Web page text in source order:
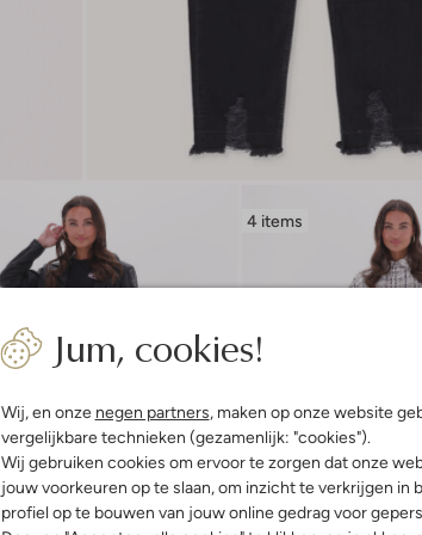
Jum, cookies!
Wij, en onze negen partners, maken op onze website
vergelijkbare technieken (gezamenlijk: "cookies").
Wij gebruiken cookies om ervoor te zorgen dat onze
jouw voorkeuren op te slaan, om inzicht te verkrijgen in
profiel op te bouwen van jouw online gedrag voor
4 items